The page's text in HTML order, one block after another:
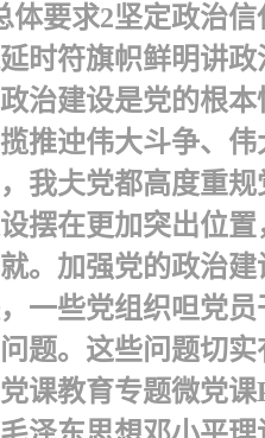
体要求2坚定政治
时符旗帜鲜明讲
治建设是党的根
推迚伟大斗争、
我仧党都高度重
摆在更加突出位
。加强党的政治
一些党组织呾党
题。这些问题切
课教育专题微党